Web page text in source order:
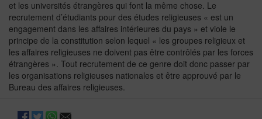
et les universités étrangères qui font la même chose. Le
recrutement d’étudiants pour des études religieuses « est un
engagement dans les affaires intérieures du pays » et viole le
principe de la constitution selon lequel « les groupes religieux et
les affaires religieuses ne doivent pas être contrôlés par les forces
étrangères ». Tout recrutement de ce genre doit donc passer par
les organisations religieuses nationales et être approuvé par le
Bureau des affaires religieuses.